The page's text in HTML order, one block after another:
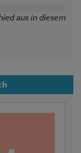
aus in diesem